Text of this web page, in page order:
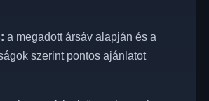
a megadott ársáv alapján és a
szerint pontos ajánlatot